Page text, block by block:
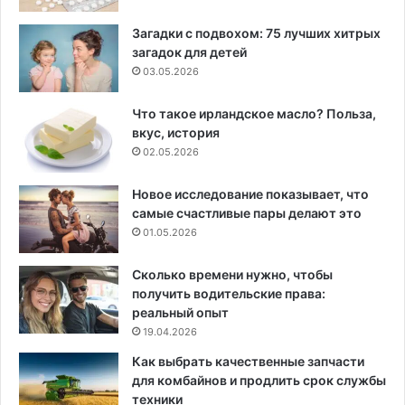
Загадки с подвохом: 75 лучших хитрых
загадок для детей
03.05.2026
Что такое ирландское масло? Польза,
вкус, история
02.05.2026
Новое исследование показывает, что
самые счастливые пары делают это
01.05.2026
Сколько времени нужно, чтобы
получить водительские права:
реальный опыт
19.04.2026
Как выбрать качественные запчасти
для комбайнов и продлить срок службы
техники